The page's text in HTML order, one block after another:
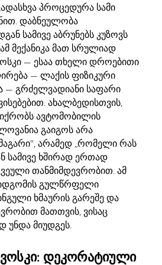
პროცედურა სამი
დაბნეულობა
სამივე აბრუნებს კუზოვს
მექანიკა მათ სრულიად
— ესაა თხელი დროებითი
— ლაქის ფიზიკური
— გრძელვადიანი საფარი
ახალბედისთვის,
ავტომობილის
გაიგოს არა
არამედ „რომელი რას
სამივე ხშირად ერთად
თანმიმდევრობით. ამ
გულწრფელი
ხმაურის გარეშე და
მათთვის, ვისაც
უნდა მიუდგეს.
დეკორატიული